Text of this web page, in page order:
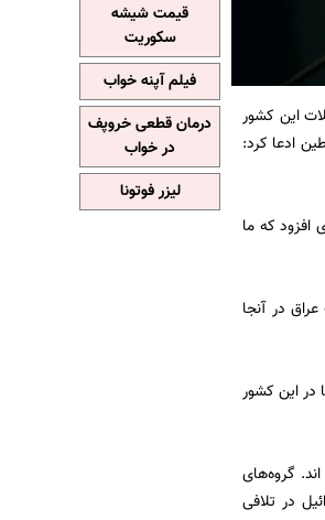
این کشور
ادعا کرد:
که ما
در آنجا
در این کشور
قرار گرفته اند. گروه‌های
در تلافی
قیمت شیشه
سکوریت
فیلم آپنه خواب
درمان قطعی خروپف
در خواب
لیزر فوتونا